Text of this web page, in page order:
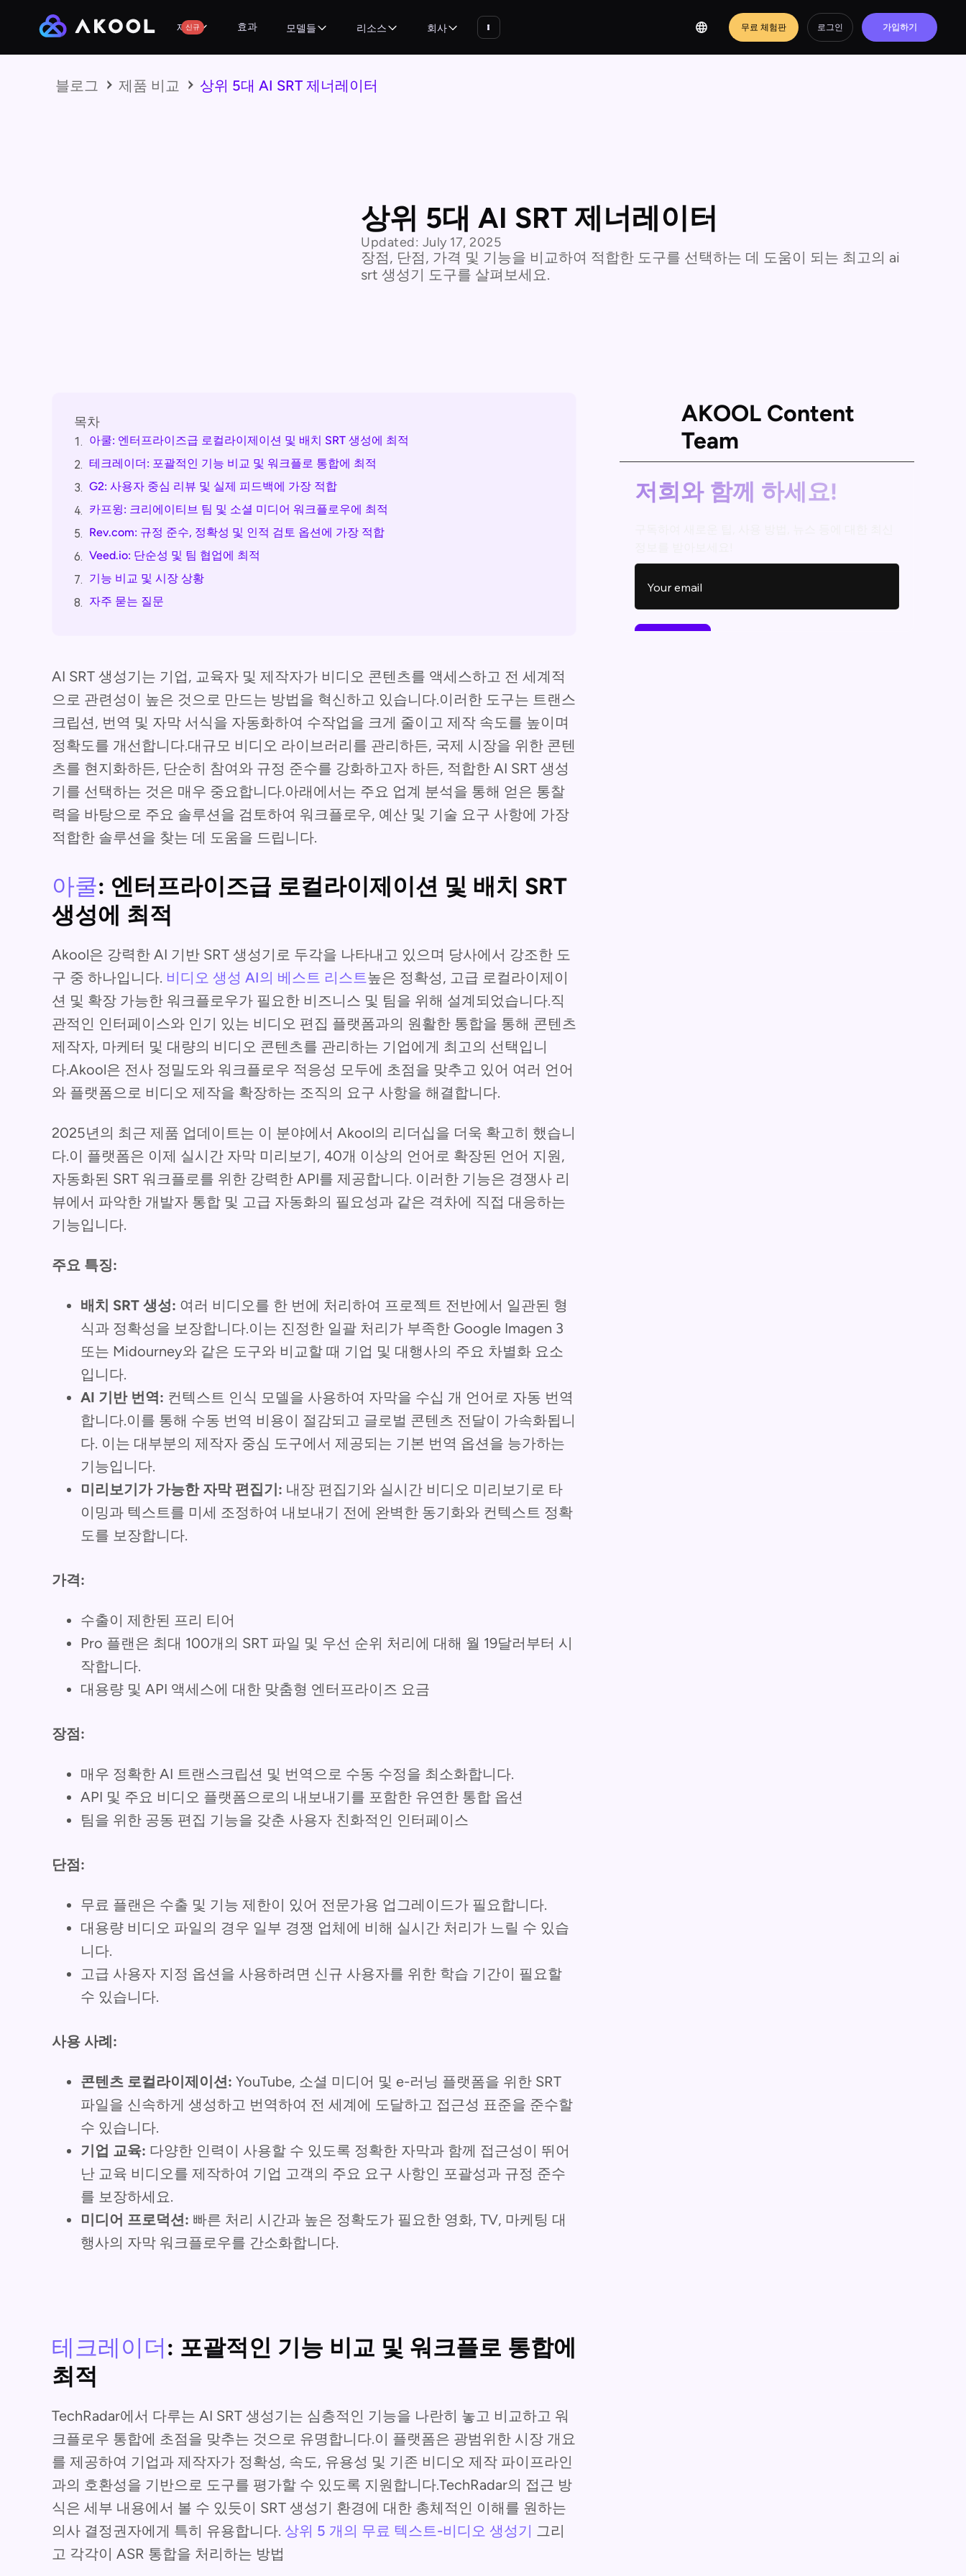
제품
신규 효과 모델들 리소스 회사 무료 체험판 로그인 가입하기
블로그 제품 비교 상위 5대 AI SRT 제너레이터
상위 5대 AI SRT 제너레이터
Updated: July 17, 2025
장점, 단점, 가격 및 기능을 비교하여 적합한 도구를 선택하는 데 도움이 되는 최고의 ai
srt 생성기 도구를 살펴보세요.
목차
1. 아쿨: 엔터프라이즈급 로컬라이제이션 및 배치 SRT 생성에 최적
2. 테크레이더: 포괄적인 기능 비교 및 워크플로 통합에 최적
3. G2: 사용자 중심 리뷰 및 실제 피드백에 가장 적합
4. 카프윙: 크리에이티브 팀 및 소셜 미디어 워크플로우에 최적
5. Rev.com: 규정 준수, 정확성 및 인적 검토 옵션에 가장 적합
6. Veed.io: 단순성 및 팀 협업에 최적
7. 기능 비교 및 시장 상황
8. 자주 묻는 질문
AI SRT 생성기는 기업, 교육자 및 제작자가 비디오 콘텐츠를 액세스하고 전 세계적
으로 관련성이 높은 것으로 만드는 방법을 혁신하고 있습니다.이러한 도구는 트랜스
크립션, 번역 및 자막 서식을 자동화하여 수작업을 크게 줄이고 제작 속도를 높이며
정확도를 개선합니다.대규모 비디오 라이브러리를 관리하든, 국제 시장을 위한 콘텐
츠를 현지화하든, 단순히 참여와 규정 준수를 강화하고자 하든, 적합한 AI SRT 생성
기를 선택하는 것은 매우 중요합니다.아래에서는 주요 업계 분석을 통해 얻은 통찰
력을 바탕으로 주요 솔루션을 검토하여 워크플로우, 예산 및 기술 요구 사항에 가장
적합한 솔루션을 찾는 데 도움을 드립니다.
아쿨: 엔터프라이즈급 로컬라이제이션 및 배치 SRT
생성에 최적
Akool은 강력한 AI 기반 SRT 생성기로 두각을 나타내고 있으며 당사에서 강조한 도
구 중 하나입니다. 비디오 생성 AI의 베스트 리스트높은 정확성, 고급 로컬라이제이
션 및 확장 가능한 워크플로우가 필요한 비즈니스 및 팀을 위해 설계되었습니다.직
관적인 인터페이스와 인기 있는 비디오 편집 플랫폼과의 원활한 통합을 통해 콘텐츠
제작자, 마케터 및 대량의 비디오 콘텐츠를 관리하는 기업에게 최고의 선택입니
다.Akool은 전사 정밀도와 워크플로우 적응성 모두에 초점을 맞추고 있어 여러 언어
와 플랫폼으로 비디오 제작을 확장하는 조직의 요구 사항을 해결합니다.
2025년의 최근 제품 업데이트는 이 분야에서 Akool의 리더십을 더욱 확고히 했습니
다.이 플랫폼은 이제 실시간 자막 미리보기, 40개 이상의 언어로 확장된 언어 지원,
자동화된 SRT 워크플로를 위한 강력한 API를 제공합니다. 이러한 기능은 경쟁사 리
뷰에서 파악한 개발자 통합 및 고급 자동화의 필요성과 같은 격차에 직접 대응하는
기능입니다.
주요 특징:
배치 SRT 생성: 여러 비디오를 한 번에 처리하여 프로젝트 전반에서 일관된 형
식과 정확성을 보장합니다.이는 진정한 일괄 처리가 부족한 Google Imagen 3
또는 Midourney와 같은 도구와 비교할 때 기업 및 대행사의 주요 차별화 요소
입니다.
AI 기반 번역: 컨텍스트 인식 모델을 사용하여 자막을 수십 개 언어로 자동 번역
합니다.이를 통해 수동 번역 비용이 절감되고 글로벌 콘텐츠 전달이 가속화됩니
다. 이는 대부분의 제작자 중심 도구에서 제공되는 기본 번역 옵션을 능가하는
기능입니다.
미리보기가 가능한 자막 편집기: 내장 편집기와 실시간 비디오 미리보기로 타
이밍과 텍스트를 미세 조정하여 내보내기 전에 완벽한 동기화와 컨텍스트 정확
도를 보장합니다.
가격:
수출이 제한된 프리 티어
Pro 플랜은 최대 100개의 SRT 파일 및 우선 순위 처리에 대해 월 19달러부터 시
작합니다.
대용량 및 API 액세스에 대한 맞춤형 엔터프라이즈 요금
장점:
매우 정확한 AI 트랜스크립션 및 번역으로 수동 수정을 최소화합니다.
API 및 주요 비디오 플랫폼으로의 내보내기를 포함한 유연한 통합 옵션
팀을 위한 공동 편집 기능을 갖춘 사용자 친화적인 인터페이스
단점:
무료 플랜은 수출 및 기능 제한이 있어 전문가용 업그레이드가 필요합니다.
대용량 비디오 파일의 경우 일부 경쟁 업체에 비해 실시간 처리가 느릴 수 있습
니다.
고급 사용자 지정 옵션을 사용하려면 신규 사용자를 위한 학습 기간이 필요할
수 있습니다.
사용 사례:
콘텐츠 로컬라이제이션: YouTube, 소셜 미디어 및 e-러닝 플랫폼을 위한 SRT
파일을 신속하게 생성하고 번역하여 전 세계에 도달하고 접근성 표준을 준수할
수 있습니다.
기업 교육: 다양한 인력이 사용할 수 있도록 정확한 자막과 함께 접근성이 뛰어
난 교육 비디오를 제작하여 기업 고객의 주요 요구 사항인 포괄성과 규정 준수
를 보장하세요.
미디어 프로덕션: 빠른 처리 시간과 높은 정확도가 필요한 영화, TV, 마케팅 대
행사의 자막 워크플로우를 간소화합니다.
테크레이더: 포괄적인 기능 비교 및 워크플로 통합에
최적
TechRadar에서 다루는 AI SRT 생성기는 심층적인 기능을 나란히 놓고 비교하고 워
크플로우 통합에 초점을 맞추는 것으로 유명합니다.이 플랫폼은 광범위한 시장 개요
를 제공하여 기업과 제작자가 정확성, 속도, 유용성 및 기존 비디오 제작 파이프라인
과의 호환성을 기반으로 도구를 평가할 수 있도록 지원합니다.TechRadar의 접근 방
식은 세부 내용에서 볼 수 있듯이 SRT 생성기 환경에 대한 총체적인 이해를 원하는
의사 결정권자에게 특히 유용합니다. 상위 5 개의 무료 텍스트-비디오 생성기 그리
고 각각이 ASR 통합을 처리하는 방법
AKOOL Content
Team
저희와 함께 하세요!